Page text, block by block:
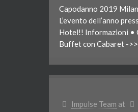
Capodanno 2019
L’evento dell’anno
Hotel!! Informazioni •
Buffet con Cabaret -
Impulse Team at